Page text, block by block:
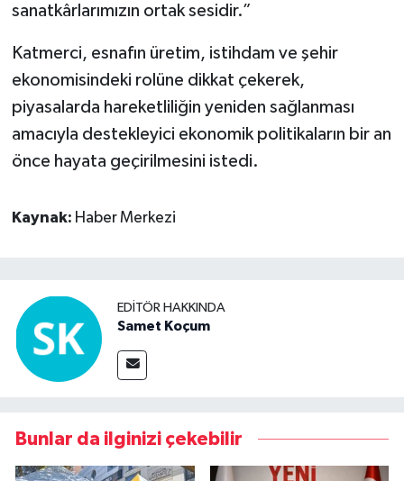
sanatkârlarımızın ortak sesidir.”
Katmerci, esnafın üretim, istihdam ve şehir
ekonomisindeki rolüne dikkat çekerek,
piyasalarda hareketliliğin yeniden sağlanması
amacıyla destekleyici ekonomik politikaların bir an
önce hayata geçirilmesini istedi.
Kaynak: Haber Merkezi
EDITÖR HAKKINDA
Samet Koçum
Bunlar da ilginizi çekebilir